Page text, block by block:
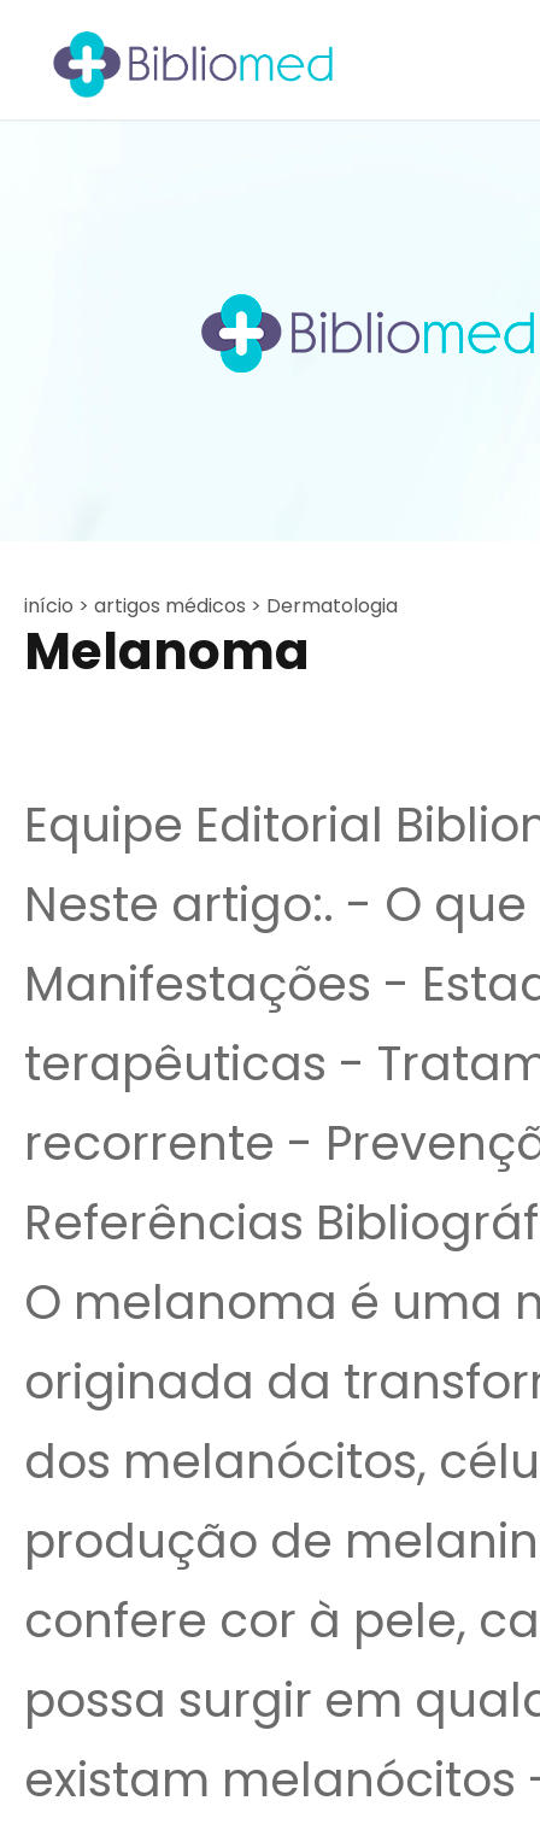
início > artigos médicos > Dermatologia
Melanoma
Equipe Editorial
Neste artigo:. - O
Manifestações -
terapêuticas -
recorrente -
Referências
O melanoma é uma
originada da
dos melanócitos,
produção de
confere cor à pele,
possa surgir em
existam melanócitos